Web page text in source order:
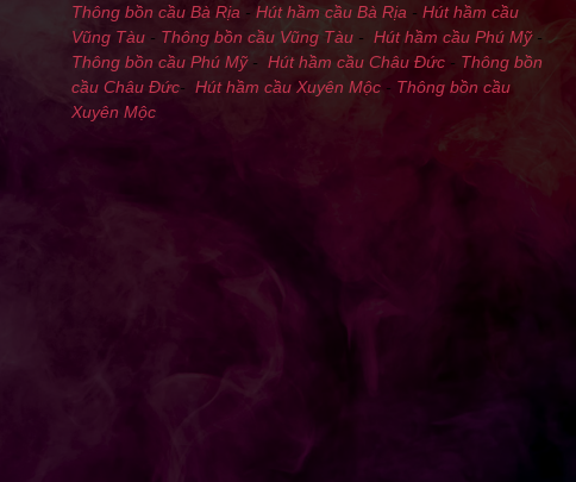
Thông bồn cầu Bà Rịa - Hút hầm cầu Bà Rịa - Hút hầm cầu
Vũng Tàu - Thông bồn cầu Vũng Tàu - Hút hầm cầu Phú Mỹ-
Thông bồn cầu Phú Mỹ- Hút hầm cầu Châu Đức - Thông bồn
cầu Châu Đức- Hút hầm cầu Xuyên Mộc - Thông bồn cầu
Xuyên Mộc